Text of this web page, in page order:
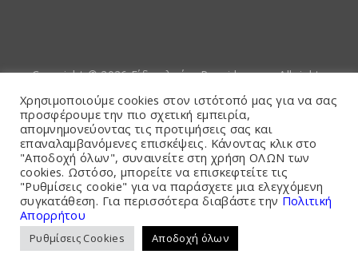
Copyright © 2026Είδη αλιείας Poseidwnn.gr. All rights
reserved. Powered by
PlexusCore
Όροι και Προϋποθέσεις
Χρησιμοποιούμε cookies στον ιστότοπό μας για να σας
προσφέρουμε την πιο σχετική εμπειρία,
απομνημονεύοντας τις προτιμήσεις σας και
επαναλαμβανόμενες επισκέψεις. Κάνοντας κλικ στο
"Αποδοχή όλων", συναινείτε στη χρήση ΟΛΩΝ των
cookies. Ωστόσο, μπορείτε να επισκεφτείτε τις
"Ρυθμίσεις cookie" για να παράσχετε μια ελεγχόμενη
συγκατάθεση. Για περισσότερα διαβάστε την Πολιτική
Απορρήτου
Ρυθμίσεις Cookies Αποδοχή όλων